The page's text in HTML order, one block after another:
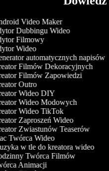
Video Maker
Dubbingu Wideo
Filmowy
Wideo
automatycznych napisów
Filmów Dekoracyjnych
Filmów Zapowiedzi
Outro
Wideo DIY
Wideo Modowych
Wideo TikTok
Zaproszeń Wideo
Zwiastunów Teaserów
Twórca Wideo
w tle do kreatora wideo
Twórca Filmów
Animacji